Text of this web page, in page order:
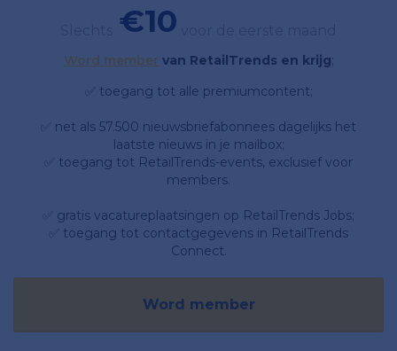
€10
Word member van RetailTrends en krijg;
✅ toegang tot alle premiumcontent;
✅ net als 57.500 nieuwsbriefabonnees dagelijks het
laatste nieuws in je mailbox;
✅ toegang tot RetailTrends-events, exclusief voor
members.
✅ gratis vacatureplaatsingen op RetailTrends Jobs;
✅ toegang tot contactgegevens in RetailTrends
Connect.
Word member